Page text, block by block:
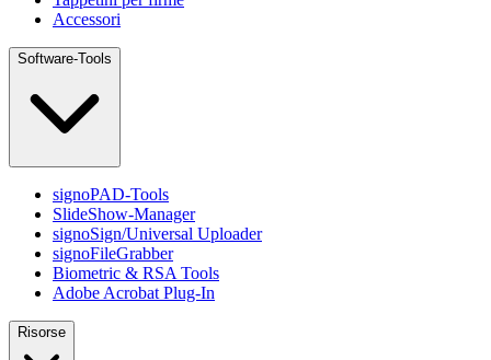
Accessori
Software-Tools
signoPAD-Tools
SlideShow-Manager
signoSign/Universal Uploader
signoFileGrabber
Biometric & RSA Tools
Adobe Acrobat Plug-In
Risorse